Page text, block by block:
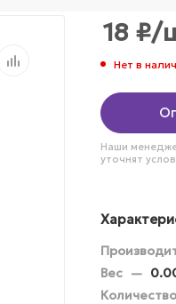
18 ₽/
Нет в
Наши
уточнят
Вес —